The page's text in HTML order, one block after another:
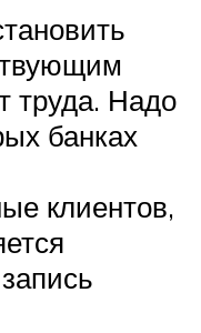
труда. Надо
банках
клиентов,